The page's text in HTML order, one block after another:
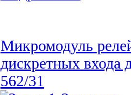
Микромодуль
дискретных входа
562/31